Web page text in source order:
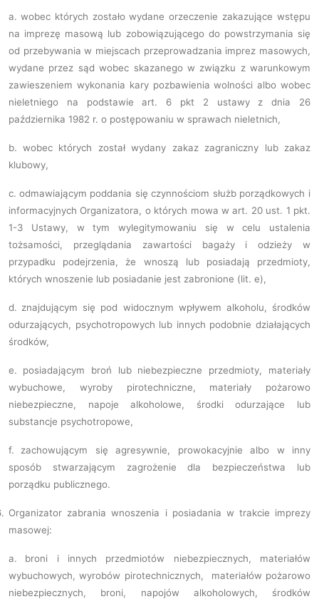
a. wobec których zostało wydane orzeczenie zakazujące wstępu
na imprezę masową lub zobowiązującego do powstrzymania się
od przebywania w miejscach przeprowadzania imprez masowych,
wydane przez sąd wobec skazanego w związku z warunkowym
zawieszeniem wykonania kary pozbawienia wolności albo wobec
nieletniego na podstawie art. 6 pkt 2 ustawy z dnia 26
października 1982 r. o postępowaniu w sprawach nieletnich,
b. wobec których został wydany zakaz zagraniczny lub zakaz
klubowy,
c. odmawiającym poddania się czynnościom służb porządkowych i
informacyjnych Organizatora, o których mowa w art. 20 ust. 1 pkt.
1-3 Ustawy, w tym wylegitymowaniu się w celu ustalenia
tożsamości, przeglądania zawartości bagaży i odzieży w
przypadku podejrzenia, że wnoszą lub posiadają przedmioty,
których wnoszenie lub posiadanie jest zabronione (lit. e),
d. znajdującym się pod widocznym wpływem alkoholu, środków
odurzających, psychotropowych lub innych podobnie działających
środków,
e.
posiadającym broń lub niebezpieczne przedmioty, materiały
wybuchowe, wyroby pirotechniczne, materiały pożarowo
niebezpieczne, napoje alkoholowe, środki odurzające lub
substancje psychotropowe,
f.
zachowującym się agresywnie, prowokacyjnie albo w inny
sposób stwarzającym zagrożenie dla bezpieczeństwa lub
porządku publicznego.
Organizator zabrania wnoszenia i posiadania w trakcie imprezy
masowej:
a.
broni i innych przedmiotów niebezpiecznych, materiałów
wybuchowych, wyrobów pirotechnicznych, materiałów pożarowo
niebezpiecznych, broni, napojów alkoholowych, środków